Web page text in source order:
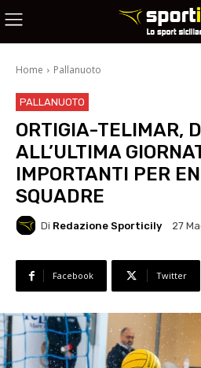
Home Pallanuoto
PALLANUOTO
ORTIGIA-TELIMAR,
ALL’ULTIMA
IMPORTANTI PER
SQUADRE
Di Redazione Sporticily 27
Facebook Twitter